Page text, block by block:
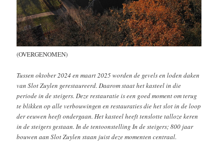
(OVERGENOMEN)
Tussen oktober 2024 en maart 2025 worden de gevels en loden daken
van Slot Zuylen gerestaureerd. Daarom staat het kasteel in die
periode in de steigers. Deze restauratie is een goed moment om terug
te blikken op alle verbouwingen en restauraties die het slot in de loop
der eeuwen heeft ondergaan. Het kasteel heeft tenslotte talloze keren
in de steigers gestaan. In de tentoonstelling In de steigers; 800 jaar
bouwen aan Slot Zuylen staan juist deze momenten centraal.